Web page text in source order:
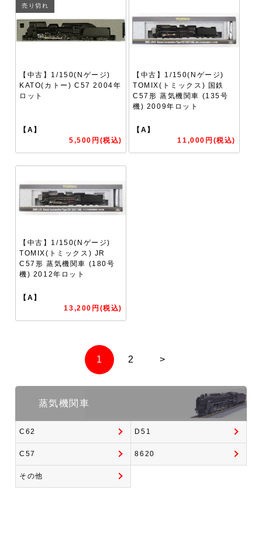
売り切れ
【中古】1/150(Nゲージ)
KATO(カトー) C57 2004年
ロット
【A】
5,500円(税込)
【中古】1/150(Nゲージ)
TOMIX(トミックス) 国鉄
C57形 蒸気機関車 (135号
機) 2009年ロット
【A】
11,000円(税込)
【中古】1/150(Nゲージ)
TOMIX(トミックス) JR
C57形 蒸気機関車 (180号
機) 2012年ロット
【A】
13,200円(税込)
1 2 >
蒸気機関車
C62 D51
C57 8620
その他